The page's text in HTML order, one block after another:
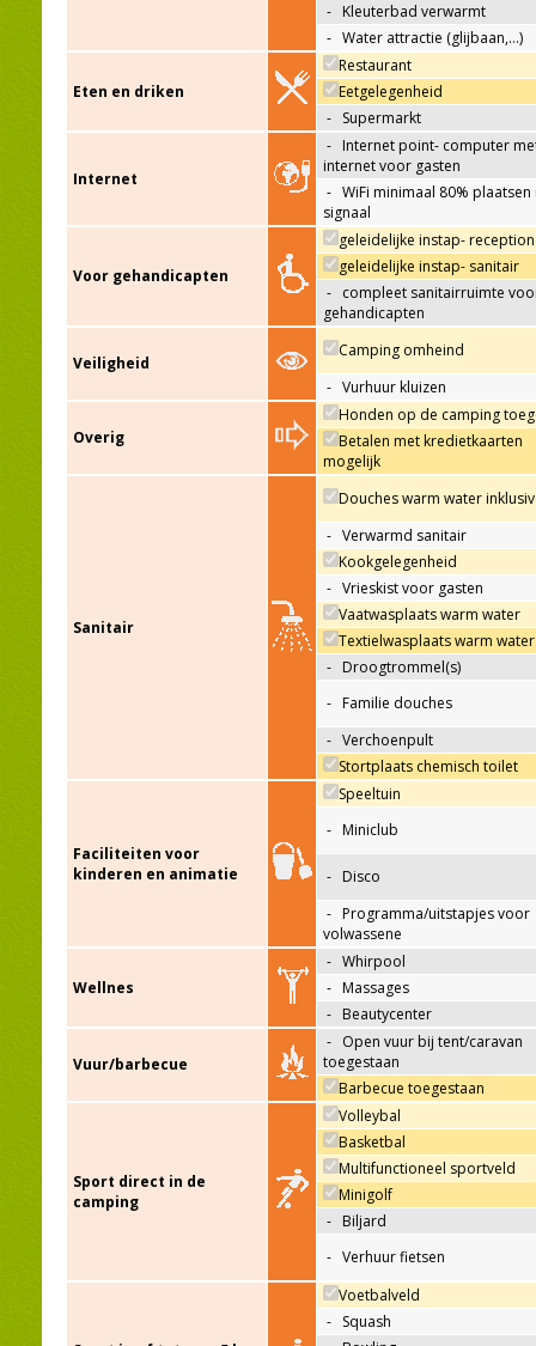
- Kleuterbad verwarmt
- Water attractie (glijbaan,…)
Eten en driken
Restaurant
Eetgelegenheid
- Supermarkt
Internet
- Internet point- computer
internet voor gasten
- WiFi minimaal 80% plaatsen
signaal
Voor gehandicapten
geleidelijke instap- reception
geleidelijke instap- sanitair
- compleet sanitairruimte
gehandicapten
Veiligheid
Camping omheind
- Vurhuur kluizen
Overig
Honden op de camping
Betalen met kredietkaarten
mogelijk
Sanitair
Douches warm water
- Verwarmd sanitair
Kookgelegenheid
- Vrieskist voor gasten
Vaatwasplaats warm water
Textielwasplaats warm water
- Droogtrommel(s)
- Familie douches
- Verchoenpult
Stortplaats chemisch toilet
Faciliteiten voor
kinderen en animatie
Speeltuin
- Miniclub
- Disco
- Programma/uitstapjes voor
volwassene
Wellnes
- Whirpool
- Massages
- Beautycenter
Vuur/barbecue
- Open vuur bij tent/caravan
toegestaan
Barbecue toegestaan
Sport direct in de
camping
Volleybal
Basketbal
Multifunctioneel sportveld
Minigolf
- Biljard
- Verhuur fietsen
Voetbalveld
- Squash